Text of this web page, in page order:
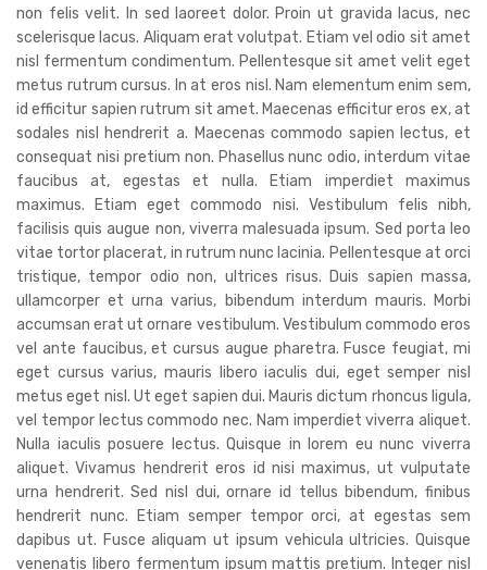
non felis velit. In sed laoreet dolor. Proin ut gravida lacus, nec
scelerisque lacus. Aliquam erat volutpat. Etiam vel odio sit amet
nisl fermentum condimentum. Pellentesque sit amet velit eget
metus rutrum cursus. In at eros nisl. Nam elementum enim sem,
id efficitur sapien rutrum sit amet. Maecenas efficitur eros ex, at
sodales nisl hendrerit a. Maecenas commodo sapien lectus, et
consequat nisi pretium non. Phasellus nunc odio, interdum vitae
faucibus at, egestas et nulla. Etiam imperdiet maximus
maximus. Etiam eget commodo nisi. Vestibulum felis nibh,
facilisis quis augue non, viverra malesuada ipsum. Sed porta leo
vitae tortor placerat, in rutrum nunc lacinia. Pellentesque at orci
tristique, tempor odio non, ultrices risus. Duis sapien massa,
ullamcorper et urna varius, bibendum interdum mauris. Morbi
accumsan erat ut ornare vestibulum. Vestibulum commodo eros
vel ante faucibus, et cursus augue pharetra. Fusce feugiat, mi
eget cursus varius, mauris libero iaculis dui, eget semper nisl
metus eget nisl. Ut eget sapien dui. Mauris dictum rhoncus ligula,
vel tempor lectus commodo nec. Nam imperdiet viverra aliquet.
Nulla iaculis posuere lectus. Quisque in lorem eu nunc viverra
aliquet. Vivamus hendrerit eros id nisi maximus, ut vulputate
urna hendrerit. Sed nisl dui, ornare id tellus bibendum, finibus
hendrerit nunc. Etiam semper tempor orci, at egestas sem
dapibus ut. Fusce aliquam ut ipsum vehicula ultricies. Quisque
venenatis libero fermentum ipsum mattis pretium. Integer nisl